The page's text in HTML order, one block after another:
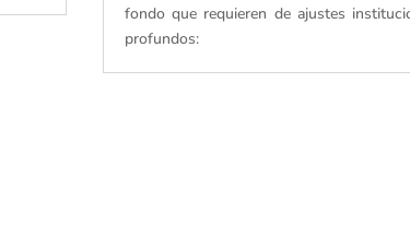
fondo que requieren de ajustes
profundos: